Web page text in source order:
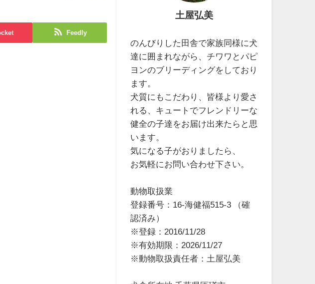
Feedly
土屋弘美
のんびりした田舎で家族同様に犬
達に囲まれながら、チワワとパピ
ヨンのブリーディングをしており
ます。
犬質にもこだわり、皆様より愛さ
れる、キュートでフレンドリーな
健全の子達をお届け出来たらと思
います。
気になる子がおりましたら、
お気軽にお問い合わせ下さい。
動物取扱業
登録番号：16-海健福515-3 （確
認済み）
※登録：2016/11/28
※有効期限：2026/11/27
※動物取扱責任者：土屋弘美